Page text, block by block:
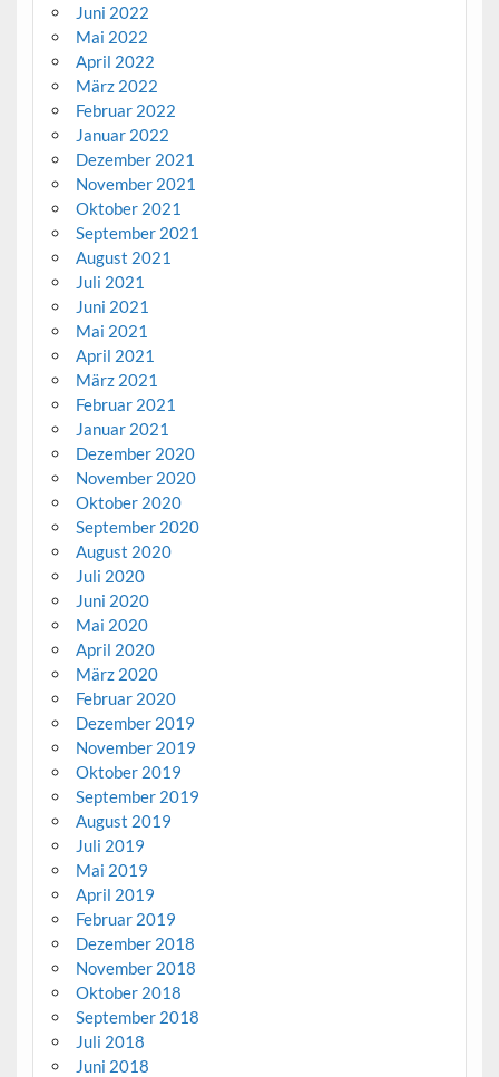
Juni 2022
Mai 2022
April 2022
März 2022
Februar 2022
Januar 2022
Dezember 2021
November 2021
Oktober 2021
September 2021
August 2021
Juli 2021
Juni 2021
Mai 2021
April 2021
März 2021
Februar 2021
Januar 2021
Dezember 2020
November 2020
Oktober 2020
September 2020
August 2020
Juli 2020
Juni 2020
Mai 2020
April 2020
März 2020
Februar 2020
Dezember 2019
November 2019
Oktober 2019
September 2019
August 2019
Juli 2019
Mai 2019
April 2019
Februar 2019
Dezember 2018
November 2018
Oktober 2018
September 2018
Juli 2018
Juni 2018